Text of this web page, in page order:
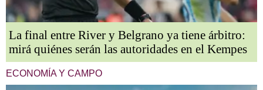
La final entre River y Belgrano ya tiene árbitro:
mirá quiénes serán las autoridades en el Kempes
ECONOMÍA Y CAMPO